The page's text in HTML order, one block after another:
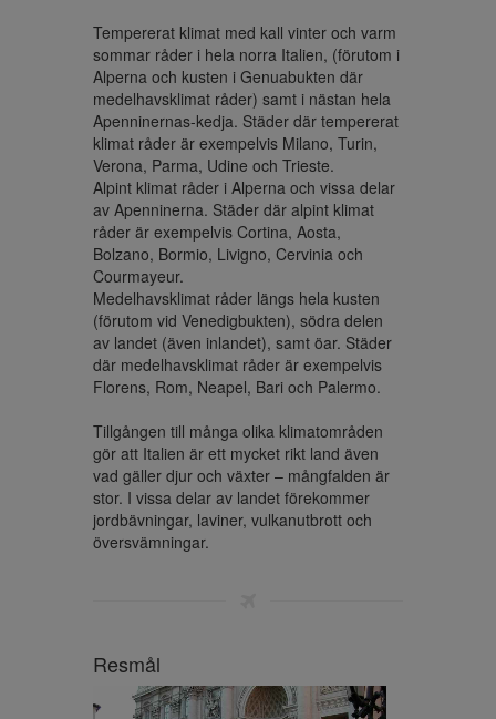
Tempererat klimat med kall vinter och varm
sommar råder i hela norra Italien, (förutom i
Alperna och kusten i Genuabukten där
medelhavsklimat råder) samt i nästan hela
Apenninernas-kedja. Städer där tempererat
klimat råder är exempelvis Milano, Turin,
Verona, Parma, Udine och Trieste.
Alpint klimat råder i Alperna och vissa delar
av Apenninerna. Städer där alpint klimat
råder är exempelvis Cortina, Aosta,
Bolzano, Bormio, Livigno, Cervinia och
Courmayeur.
Medelhavsklimat råder längs hela kusten
(förutom vid Venedigbukten), södra delen
av landet (även inlandet), samt öar. Städer
där medelhavsklimat råder är exempelvis
Florens, Rom, Neapel, Bari och Palermo.
Tillgången till många olika klimatområden
gör att Italien är ett mycket rikt land även
vad gäller djur och växter – mångfalden är
stor. I vissa delar av landet förekommer
jordbävningar, laviner, vulkanutbrott och
översvämningar.
Resmål